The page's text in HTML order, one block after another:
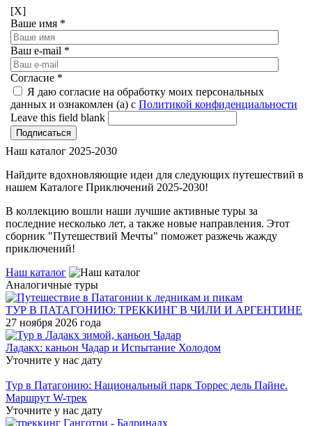
[X]
Ваше имя *
Ваш e-mail *
Согласие *
Я даю согласие на обработку моих персональных
данных и ознакомлен (а) с Политикой конфиденциальности
Leave this field blank
Наш каталог 2025-2030
Найдите вдохновляющие идеи для следующих путешествий в
нашем Каталоге Приключений 2025-2030!
В коллекцию вошли наши лучшие активные туры за
последние несколько лет, а также новые направления. Этот
сборник "Путешествий Мечты" поможет разжечь жажду
приключений!
Наш каталог
Аналогичные туры
ТУР В ПАТАГОНИЮ: ТРЕККИНГ В ЧИЛИ И АРГЕНТИНЕ
27 ноября 2026 года
Ладакх: каньон Чадар и Испытание Холодом
Уточните у нас дату
Тур в Патагонию: Национальный парк Торрес дель Пайне.
Маршрут W-трек
Уточните у нас дату